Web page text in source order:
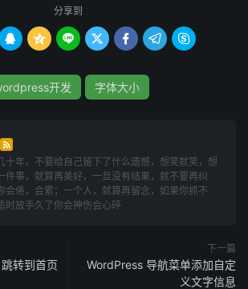
文件或添加自定义代码之前备份您的网
的问题。另外，根据您的具体需求和主
分享到
      
开发 字体大小

十年，不要给自己留下了什么遗憾，想笑就笑，想
件事，就算再美好，一旦没有结果，就不要再纠
会倦，会累；一个人，就算再留念，如果你抓不
时放手久了你会神伤会心碎
转到首页
下一篇
WordPress 导航菜单添加自定
义文字信息